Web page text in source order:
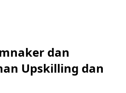
dan
Upskilling dan